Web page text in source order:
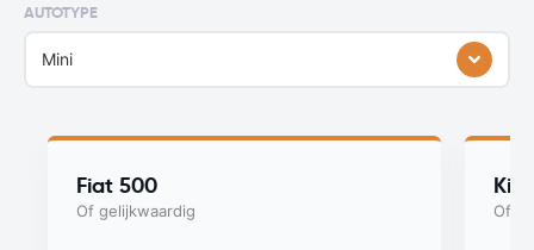
AUTOTYPE
Mini
Fiat 500
Of gelijkwaardig
Kia
Of